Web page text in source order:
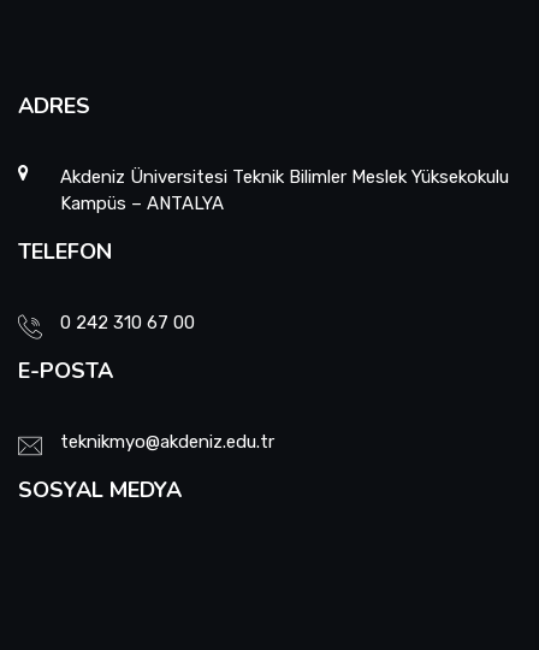
ADRES
Akdeniz Üniversitesi Teknik Bilimler Meslek Yüksekokulu
Kampüs – ANTALYA
TELEFON
0 242 310 67 00
E-POSTA
teknikmyo@akdeniz.edu.tr
SOSYAL MEDYA